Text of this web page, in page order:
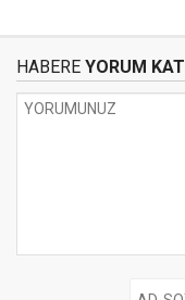
HABERE YORUM KAT